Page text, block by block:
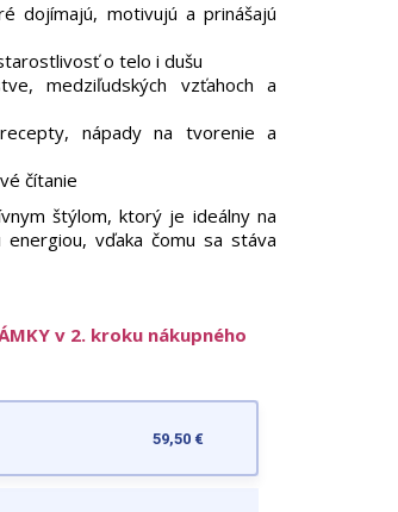
dojímajú, motivujú a prinášajú
o telo i dušu
medziľudských vzťahoch a
nápady na tvorenie a
čítanie
štýlom, ktorý je ideálny na
energiou, vďaka čomu sa stáva
v 2. kroku nákupného
59,50 €